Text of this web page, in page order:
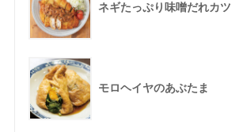
ネギたっぷり味噌だれカツ
モロヘイヤのあぶたま